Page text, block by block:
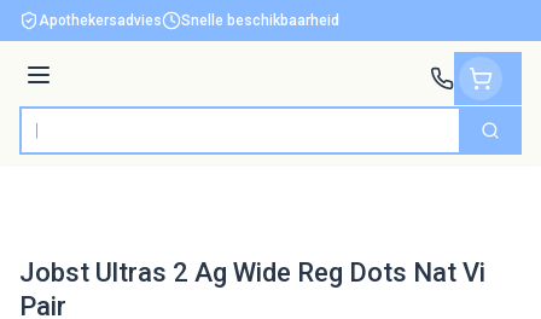
Ga naar de inhoud
Apothekersadvies Snelle beschikbaarheid
Menu
Product, merk, categorie... Zoek
Jobst Ultras 2 Ag Wide Reg Dots Nat Vi
Pair